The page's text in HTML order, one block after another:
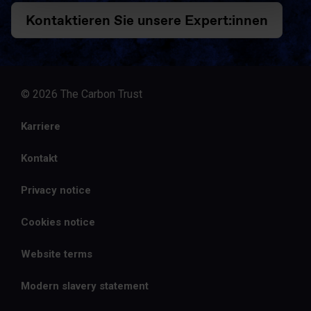
Kontaktieren Sie unsere Expert:innen
© 2026 The Carbon Trust
Karriere
Kontakt
Privacy notice
Cookies notice
Website terms
Modern slavery statement